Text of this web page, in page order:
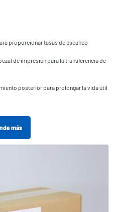
proporcionar tasas de escaneo
de impresión para la transferencia de
posterior para prolongar la vida útil
más